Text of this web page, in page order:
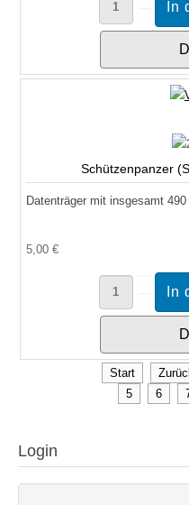
Schützenpanzer
Datenträger mit insgesamt
5,00 €
Start
5
6
Login